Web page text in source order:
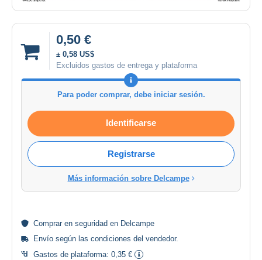
0,50 €
± 0,58 US$
Excluidos gastos de entrega y plataforma
Para poder comprar, debe iniciar sesión.
Identificarse
Registrarse
Más información sobre Delcampe
Comprar en seguridad en Delcampe
Envío según las condiciones del vendedor.
Gastos de plataforma: 0,35 €